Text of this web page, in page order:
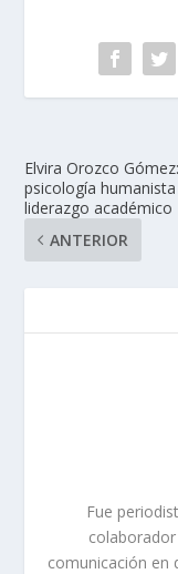
Elvira Orozco
psicología humanista
liderazgo académico
ANTERIOR
Fue
comunicación en